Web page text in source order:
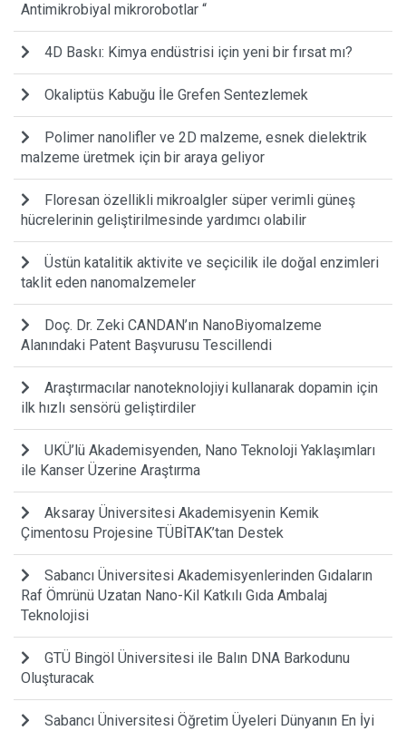
Antimikrobiyal mikrorobotlar “
4D Baskı: Kimya endüstrisi için yeni bir fırsat mı?
Okaliptüs Kabuğu İle Grefen Sentezlemek
Polimer nanolifler ve 2D malzeme, esnek dielektrik
malzeme üretmek için bir araya geliyor
Floresan özellikli mikroalgler süper verimli güneş
hücrelerinin geliştirilmesinde yardımcı olabilir
Üstün katalitik aktivite ve seçicilik ile doğal enzimleri
taklit eden nanomalzemeler
Doç. Dr. Zeki CANDAN’ın NanoBiyomalzeme
Alanındaki Patent Başvurusu Tescillendi
Araştırmacılar nanoteknolojiyi kullanarak dopamin için
ilk hızlı sensörü geliştirdiler
UKÜ’lü Akademisyenden, Nano Teknoloji Yaklaşımları
ile Kanser Üzerine Araştırma
Aksaray Üniversitesi Akademisyenin Kemik
Çimentosu Projesine TÜBİTAK’tan Destek
Sabancı Üniversitesi Akademisyenlerinden Gıdaların
Raf Ömrünü Uzatan Nano-Kil Katkılı Gıda Ambalaj
Teknolojisi
GTÜ Bingöl Üniversitesi ile Balın DNA Barkodunu
Oluşturacak
Sabancı Üniversitesi Öğretim Üyeleri Dünyanın En İyi